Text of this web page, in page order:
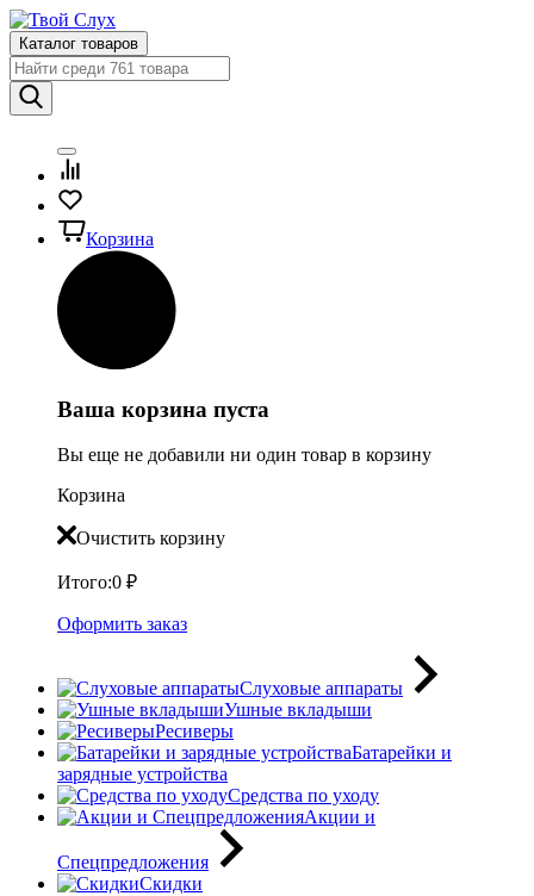
Каталог товаров
Корзина
Ваша корзина пуста
Вы еще не добавили ни один товар в корзину
Корзина
Очистить корзину
Итого:0 ₽
Оформить заказ
Слуховые аппараты
Ушные вкладыши
Ресиверы
Батарейки и
зарядные устройства
Средства по уходу
Акции и
Спецпредложения
Скидки